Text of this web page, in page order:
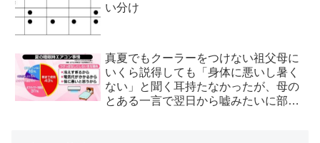
い分け
真夏でもクーラーをつけない祖父母に
いくら説得しても「身体に悪いし暑く
ない」と聞く耳持たなかったが、母の
とある一言で翌日から嘘みたいに部屋